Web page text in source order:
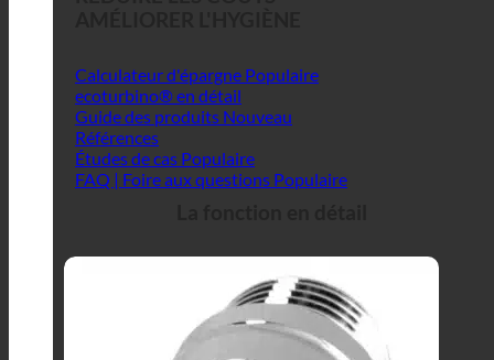
Calculateur d'épargne
ecoturbino® en détail
Guide des produits
Références
Études de cas
FAQ | Foire aux questions